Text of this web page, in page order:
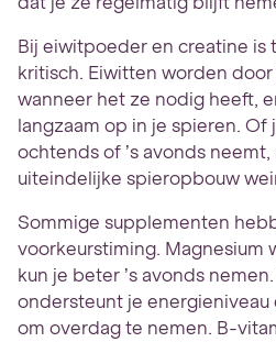
Bij eiwitpoeder en creatine is
kritisch. Eiwitten worden
wanneer het ze nodig heeft,
langzaam op in je spieren. Of
ochtends of ’s avonds
uiteindelijke spieropbouw
Sommige supplementen
voorkeurstiming. Magnesium
kun je beter ’s avonds
ondersteunt je
om overdag te nemen. B-